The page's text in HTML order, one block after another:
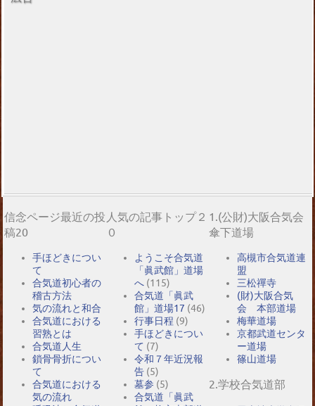
信念ページ最近の投
稿20
手ほどきについ
て
合気道初心者の
稽古方法
気の流れと和合
合気道における
習熟とは
合気道人生
鎖骨骨折につい
て
合気道における
気の流れ
人気の記事トップ２
０
ようこそ合気道
「眞武館」道場
へ (115)
合気道「眞武
館」道場17 (46)
行事日程 (9)
手ほどきについ
て (7)
令和７年近況報
告 (5)
墓参 (5)
合気道「眞武
1.(公財)大阪合気会
傘下道場
高槻市合気道連
盟
三松禪寺
(財)大阪合気
会 本部道場
梅華道場
京都武道センタ
ー道場
篠山道場
2.学校合気道部